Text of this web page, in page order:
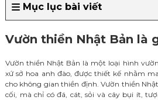
Mục lục bài viết
Vườn thiền Nhật Bản là
Vườn thiền Nhật Bản là một loại hình
xứ sở hoa anh đào, được thiết kế nhằm
cho không gian thiền định. Vườn thiền
cối, mà chỉ có đá, cát, sỏi và cây bụi ít,